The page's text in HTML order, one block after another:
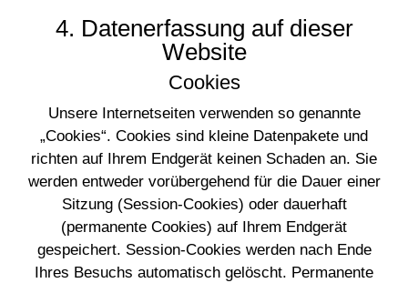
4. Datenerfassung auf dieser
Website
Cookies
Unsere Internetseiten verwenden so genannte
„Cookies“. Cookies sind kleine Datenpakete und
richten auf Ihrem Endgerät keinen Schaden an. Sie
werden entweder vorübergehend für die Dauer einer
Sitzung (Session-Cookies) oder dauerhaft
(permanente Cookies) auf Ihrem Endgerät
gespeichert. Session-Cookies werden nach Ende
Ihres Besuchs automatisch gelöscht. Permanente